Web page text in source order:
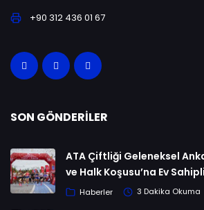
+90 312 436 01 67
SON GÖNDERILER
ATA Çiftliği Geleneksel
ve Halk Koşusu’na Ev
Haberler 3 Dakika Okuma